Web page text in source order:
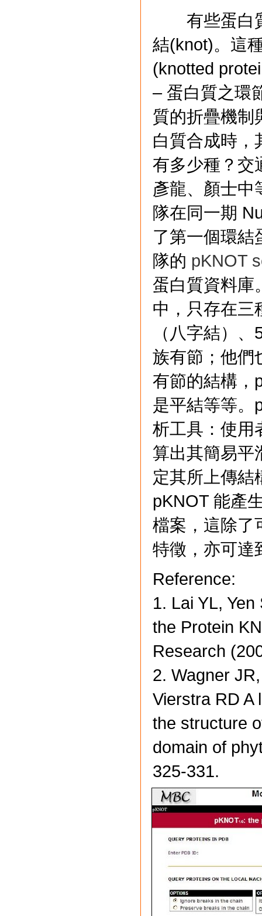
有些蛋白質
結(knot)。這
(knotted
– 蛋白質之環
質的折疊機制
白質合成時，
有多少種？交
彥龍、顏士中
隊在同一期
了第一個環結
隊的 pKNOT
蛋白質資料庫
中，只存在三
（八字結）
族有節；他們
有節的結構，
是平結等等。
析工具：使用
算出其簡易平
定其所上傳結
pKNOT 能產
檔案，這除了
特徵，亦可達
Reference:
1. Lai YL,
the Protein
Research
2. Wagner
Vierstra RD A
the structure
domain of
325-331.